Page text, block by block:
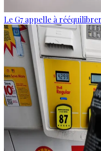
Le G7 appelle à